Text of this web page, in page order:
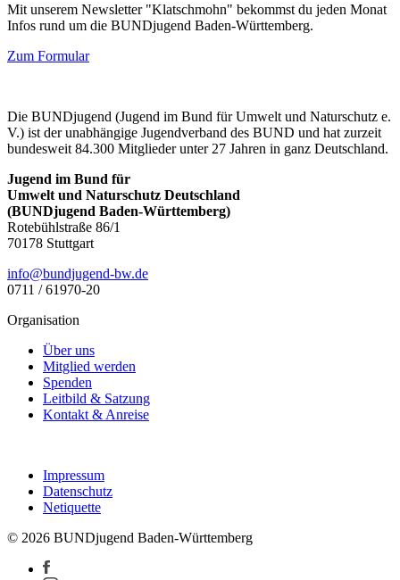
Mit unserem Newsletter "Klatschmohn" bekommst du jeden Monat
Infos rund um die BUNDjugend Baden-Württemberg.
Zum Formular
Die BUNDjugend (Jugend im Bund für Umwelt und Naturschutz e.
V.) ist der unabhängige Jugendverband des BUND und hat zurzeit
bundesweit 84.300 Mitglieder unter 27 Jahren in ganz Deutschland.
Jugend im Bund für
Umwelt und Naturschutz Deutschland
(BUNDjugend Baden-Württemberg)
Rotebühlstraße 86/1
70178 Stuttgart
ed.wb-dnegujdnub@ofni
0711 / 61970-20
Organisation
Über uns
Mitglied werden
Spenden
Leitbild & Satzung
Kontakt & Anreise
Impressum
Datenschutz
Netiquette
© 2026 BUNDjugend Baden-Württemberg